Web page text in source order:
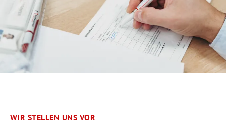
WIR STELLEN UNS VOR